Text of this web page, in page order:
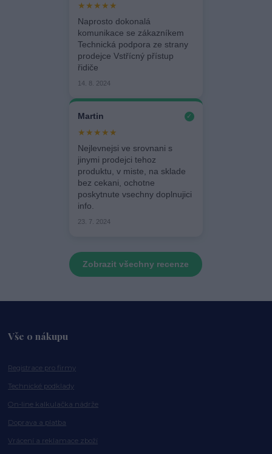
★★★★★
Naprosto dokonalá
komunikace se zákazníkem
Technická podpora ze strany
prodejce Vstřícný přístup
řidiče
14. 8. 2024
Martin ✓
★★★★★
Nejlevnejsi ve srovnani s
jinymi prodejci tehoz
produktu, v miste, na sklade
bez cekani, ochotne
poskytnute vsechny doplnujici
info.
23. 7. 2024
Zobrazit všechny recenze
Vše o nákupu
Registrace pro firmy
Technické podklady
On-line kalkulačka nádrže
Doprava a platba
Vrácení a reklamace zboží